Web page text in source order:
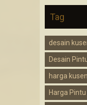
Tag
desain
Desain
harga
Harga